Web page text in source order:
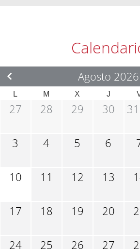
Agosto 2026
L M X J
27 28 29 30 31
3 4 5 6
10 11 12 13
17 18 19 20
24 25 26 27